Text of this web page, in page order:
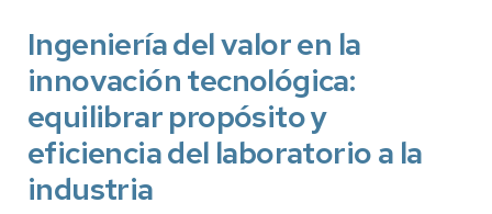
la
corrupción
en
el
ámbito
la
profesión
de
Ingeniería del valor en la
innovación tecnológica:
equilibrar propósito y
eficiencia del laboratorio a la
industria